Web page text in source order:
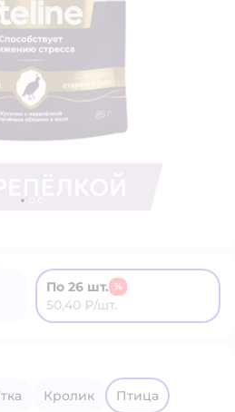
По 26 шт. %
50,40 ₽/шт.
утка кролик птица